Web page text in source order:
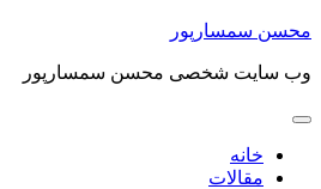
محسن سمسارپور
وب سایت شخصی محسن سمسارپور
خانه
مقالات